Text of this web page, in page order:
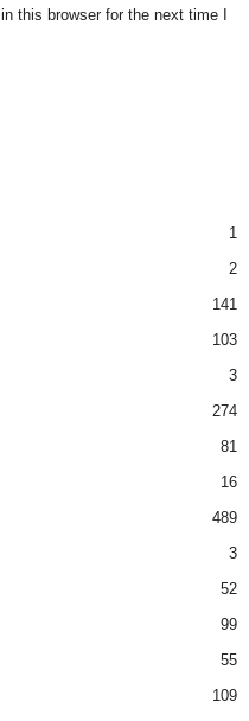
this browser for the next time I
1
2
141
103
3
274
81
16
489
3
52
99
55
109